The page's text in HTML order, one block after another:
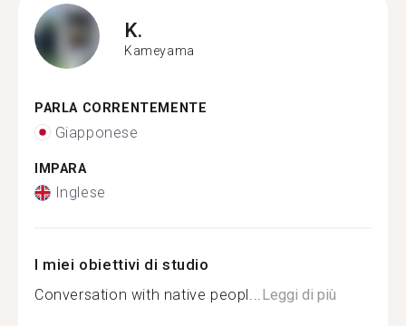
K.
Kameyama
PARLA CORRENTEMENTE
Giapponese
IMPARA
Inglese
I miei obiettivi di studio
Conversation with native peopl...Leggi di più